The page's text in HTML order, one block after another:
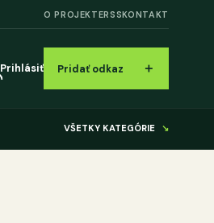
O PROJEKTERSSKONTAKT
Prihlásiť Pridať odkaz ＋
VŠETKY KATEGÓRIE ↘